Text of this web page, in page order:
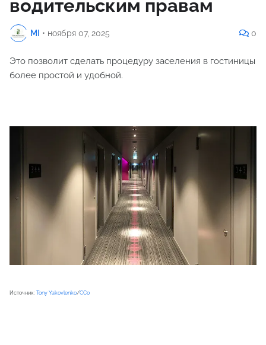
водительским правам
MI • ноября 07, 2025 0
Это позволит сделать процедуру заселения в гостиницы
более простой и удобной.
Источник: Tony Yakovlenko/CC0